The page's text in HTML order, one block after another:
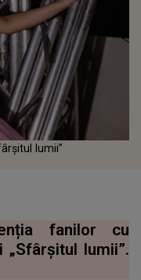
lumii”
fanilor cu
lumii”.